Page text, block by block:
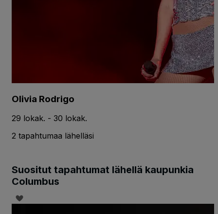
Olivia Rodrigo
29 lokak. - 30 lokak.
2 tapahtumaa lähelläsi
Suositut tapahtumat lähellä kaupunkia
Columbus